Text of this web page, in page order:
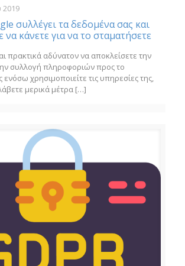
2019
συλλέγει τα δεδομένα σας και
να κάνετε για να το σταματήσετε
πρακτικά αδύνατον να αποκλείσετε την
συλλογή πληροφοριών προς το
χρησιμοποιείτε τις υπηρεσίες της,
μερικά μέτρα […]